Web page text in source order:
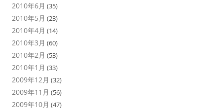
2010年6月 (35)
2010年5月 (23)
2010年4月 (14)
2010年3月 (60)
2010年2月 (53)
2010年1月 (33)
2009年12月 (32)
2009年11月 (56)
2009年10月 (47)